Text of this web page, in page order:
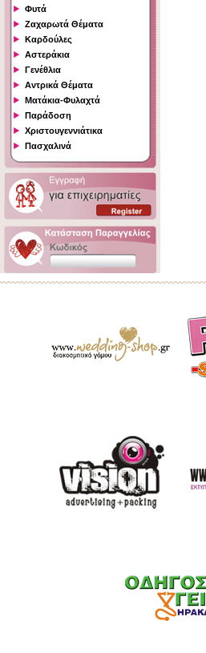
Φυτά
Ζαχαρωτά Θέματα
Καρδούλες
Αστεράκια
Γενέθλια
Αντρικά Θέματα
Ματάκια-Φυλαχτά
Παράδοση
Χριστουγεννιάτικα
Πασχαλινά